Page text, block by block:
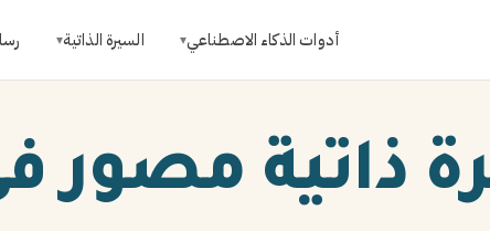
أدوات الذكاء الاصطناعي▾ السيرة الذاتية▾
ذاتية مصور في